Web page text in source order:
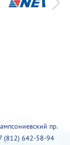
пр.
(812) 642-58-94